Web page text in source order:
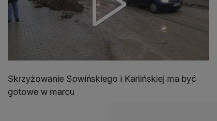
Skrzyżowanie Sowińskiego i Karlińskiej ma być
gotowe w marcu